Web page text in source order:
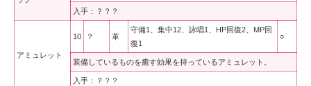
入手：？？？
アミュレット
10 ？ 革
守備1、集中12、詠唱1、HP回復2、MP回
復1
○
装備しているものを癒す効果を持っているアミュレット。
入手：？？？